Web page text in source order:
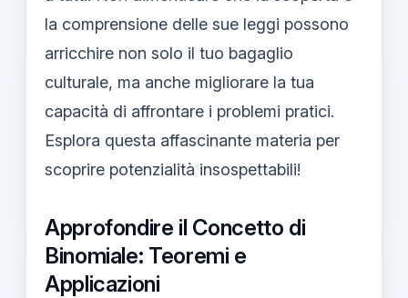
la comprensione delle sue leggi possono
arricchire non solo il tuo bagaglio
culturale, ma anche migliorare la tua
capacità di affrontare i problemi pratici.
Esplora questa affascinante materia per
scoprire potenzialità insospettabili!
Approfondire il Concetto di
Binomiale: Teoremi e
Applicazioni